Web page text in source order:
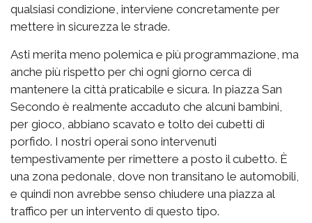
qualsiasi condizione, interviene concretamente per
mettere in sicurezza le strade.
Asti merita meno polemica e più programmazione, ma
anche più rispetto per chi ogni giorno cerca di
mantenere la città praticabile e sicura. In piazza San
Secondo è realmente accaduto che alcuni bambini,
per gioco, abbiano scavato e tolto dei cubetti di
porfido. I nostri operai sono intervenuti
tempestivamente per rimettere a posto il cubetto. È
una zona pedonale, dove non transitano le automobili,
e quindi non avrebbe senso chiudere una piazza al
traffico per un intervento di questo tipo.